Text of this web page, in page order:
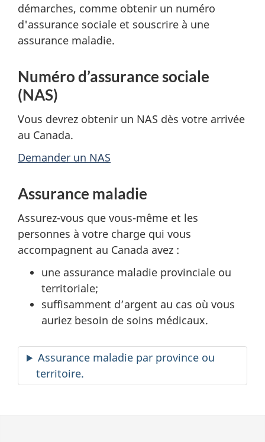
démarches, comme obtenir un numéro
d'assurance sociale et souscrire à une
assurance maladie.
Numéro d’assurance sociale
(NAS)
Vous devrez obtenir un NAS dès votre arrivée
au Canada.
Demander un NAS
Assurance maladie
Assurez-vous que vous-même et les
personnes à votre charge qui vous
accompagnent au Canada avez :
une assurance maladie provinciale ou
territoriale;
suffisamment d’argent au cas où vous
auriez besoin de soins médicaux.
Assurance maladie par province ou
territoire.